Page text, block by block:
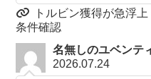
トルビン獲得が急浮
条件確認
名無しのユベンテ
2026.07.24